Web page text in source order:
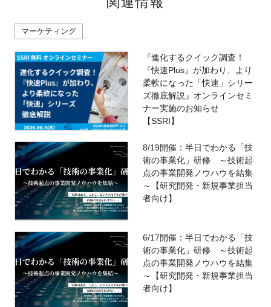
マーケティング
『進化するクイック調査！
『快速Plus』が加わり、より
柔軟になった「快速」シリー
ズ徹底解説』オンラインセミ
ナー実施のお知らせ
【SSRI】
8/19開催：半日でわかる「技
術の事業化」研修 ～技術起
点の事業開発ノウハウを結集
～【研究開発・新規事業担当
者向け】
6/17開催：半日でわかる「技
術の事業化」研修 ～技術起
点の事業開発ノウハウを結集
～【研究開発・新規事業担当
者向け】